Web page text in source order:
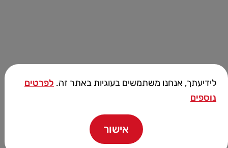
לידיעתך, אנחנו משתמשים בעוגיות באתר זה. לפרטים
נוספים
אישור